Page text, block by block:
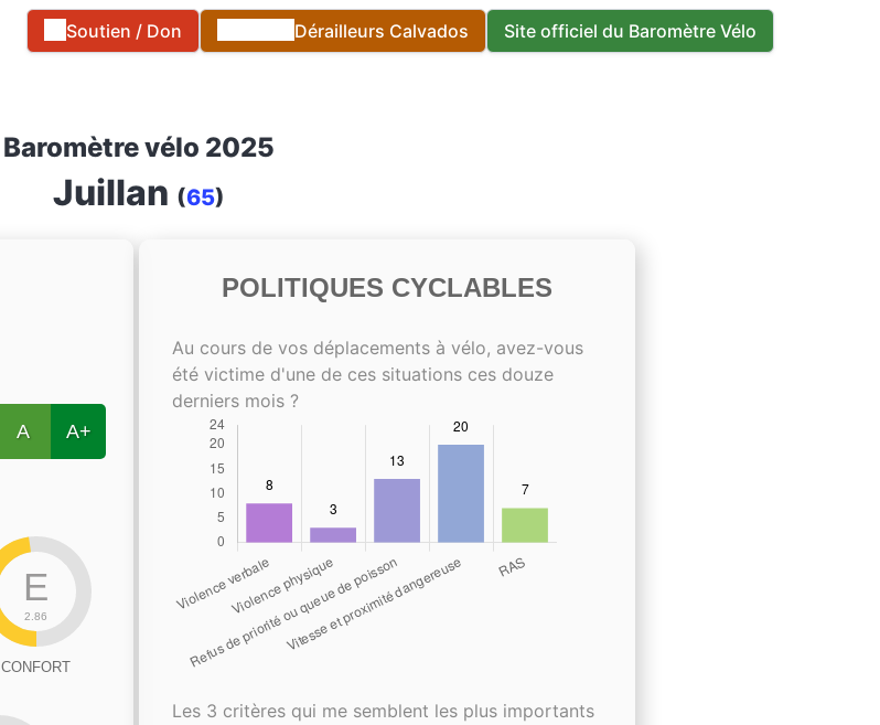
Soutien / Don Dérailleurs Calvados Site officiel du Baromètre Vélo
Baromètre vélo 2025
Juillan (65)
A A+
E
2.86
CONFORT
POLITIQUES CYCLABLES
Au cours de vos déplacements à vélo, avez-vous
été victime d'une de ces situations ces douze
derniers mois ?
Les 3 critères qui me semblent les plus importants